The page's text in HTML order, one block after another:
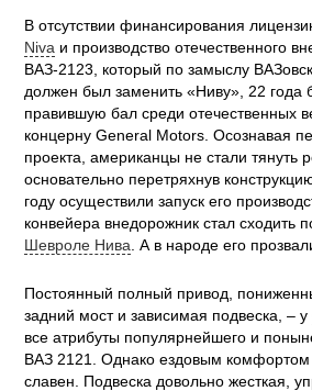
В отсутствии финансирования
Niva и производство отечественного
ВАЗ-2123, который по замыслу
должен был заменить «Ниву», 22 года
правившую бал среди отечественных
концерну General Motors. Осознавая
проекта, американцы не стали тянуть
основательно перетряхнув
году осуществили запуск его
конвейера внедорожник стал сходить
Шевроле Нива . А в народе его
Постоянный полный привод,
задний мост и зависимая подвеска, – у
все атрибуты популярнейшего и
ВАЗ 2121. Однако ездовым комфортом
славен. Подвеска довольно жесткая,